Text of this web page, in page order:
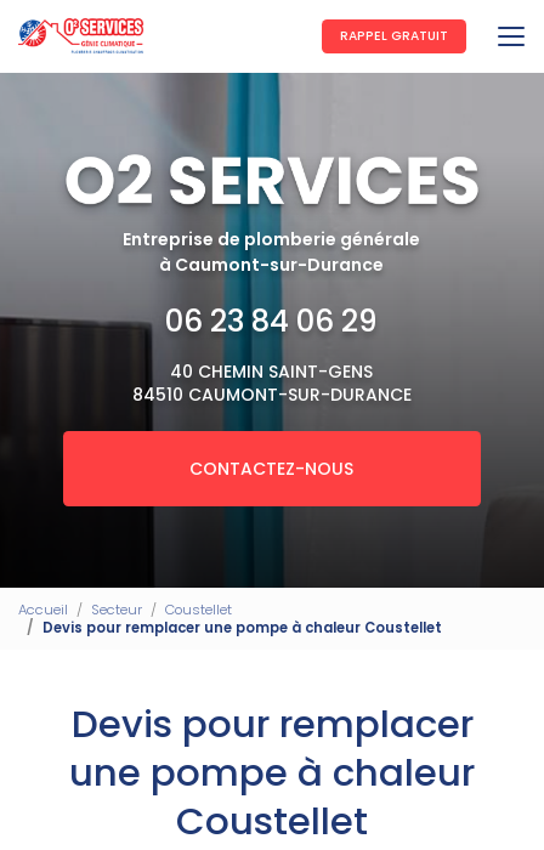
au
contenu
principal
RAPPEL GRATUIT
Entreprise de plomberie générale
à Caumont-sur-Durance
06 23 84 06 29
40 CHEMIN SAINT-GENS
84510 CAUMONT-SUR-DURANCE
CONTACTEZ-NOUS
Accueil Secteur
Coustellet
Devis pour remplacer une pompe à chaleur Coustellet
Devis pour remplacer
une pompe à chaleur
Coustellet